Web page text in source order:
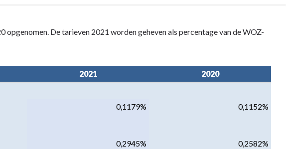
De tarieven 2021 worden geheven als percentage van de WOZ-
2021
2020
0,1179% 0,1152%
0,2945%
0,2582%